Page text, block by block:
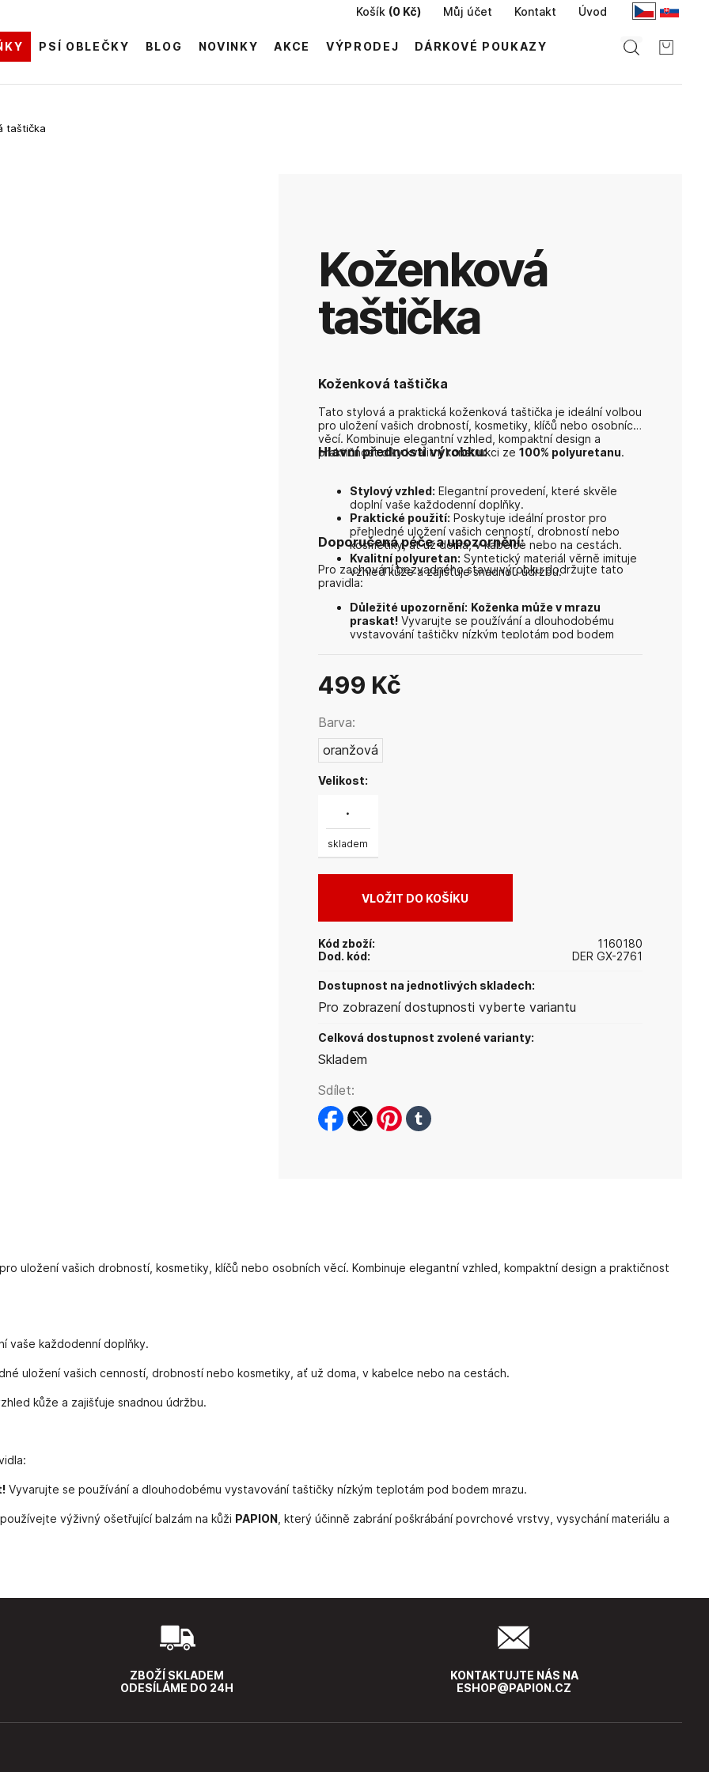
Koženková
taštička
Koženková taštička
Tato stylová a praktická koženková taštička je ideální volbou
pro uložení vašich drobností, kosmetiky, klíčů nebo osobních
věcí. Kombinuje elegantní vzhled, kompaktní design a
praktičnost díky kvalitní konstrukci ze 100% polyuretanu.
Hlavní přednosti výrobku:
Stylový vzhled: Elegantní provedení, které skvěle
doplní vaše každodenní doplňky.
Praktické použití: Poskytuje ideální prostor pro
přehledné uložení vašich cenností, drobností nebo
kosmetiky, ať už doma, v kabelce nebo na cestách.
Kvalitní polyuretan: Syntetický materiál věrně imituje
vzhled kůže a zajišťuje snadnou údržbu.
Doporučená péče a upozornění:
Pro zachování bezvadného stavu výrobku dodržujte tato
pravidla:
Důležité upozornění: Koženka může v mrazu
praskat!Vyvarujte se používání a dlouhodobému
vystavování taštičky nízkým teplotám pod bodem
používejte výživný ošetřující balzám na kůži
který účinně zabrání poškrábání povrchové vrstvy,
499 Kč
Barva:
oranžová
Velikost:
.
skladem
Kód zboží:
1160180
Dod. kód:
DER GX-2761
Dostupnost na jednotlivých skladech:
Pro zobrazení dostupnosti vyberte variantu
Celková dostupnost zvolené varianty:
Skladem
Sdílet:
facebook
twitterpinterest
tumblr
uložení vašich drobností, kosmetiky, klíčů nebo osobních věcí. Kombinuje elegantní vzhled, kompaktní design a praktičnost
vaše každodenní doplňky.
uložení vašich cenností, drobností nebo kosmetiky, ať už doma, v kabelce nebo na cestách.
kůže a zajišťuje snadnou údržbu.
Vyvarujte se používání a dlouhodobému vystavování taštičky nízkým teplotám pod bodem mrazu.
výživný ošetřující balzám na kůži PAPION, který účinně zabrání poškrábání povrchové vrstvy, vysychání materiálu a
Úvod
Kontakt
Můj účet
Košík (0 Kč)
taštička
PSÍ OBLEČKY BLOG NOVINKY AKCE VÝPRODEJ DÁRKOVÉ POUKAZY
ZBOŽÍ SKLADEM
ODESÍLÁME DO 24H
KONTAKTUJTE NÁS NA
ESHOP@PAPION.CZ